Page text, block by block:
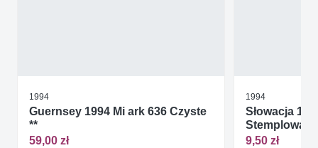
1994
Guernsey 1994 Mi ark 636 Czyste
**
59,00 zł
1994
Słowacja
9,50 zł